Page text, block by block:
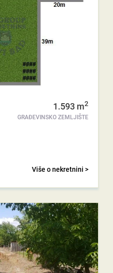
1.593 m2
GRAĐEVINSKO ZEMLJIŠTE
Više o nekretnini >